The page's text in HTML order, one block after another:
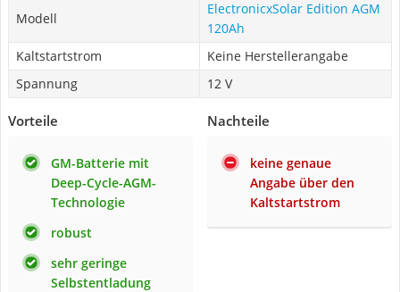
Modell
ElectronicxSolar Edition AGM
120Ah
Kaltstartstrom
Keine Herstellerangabe
Spannung
12 V
Vorteile
GM-Batterie mit
Deep-Cycle-AGM-
Technologie
robust
sehr geringe
Selbstentladung
Nachteile
keine genaue
Angabe über den
Kaltstartstrom